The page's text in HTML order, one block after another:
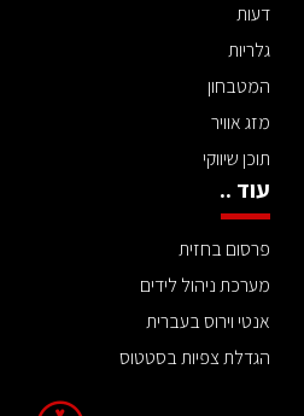
דעות
גלריות
המטבחון
מזג אוויר
תוכן שיווקי
עוד ..
פרסום בחזית
מערכת ניהול לידים
אנטי וירוס בעברית
הגדלת צפיות בסטטוס